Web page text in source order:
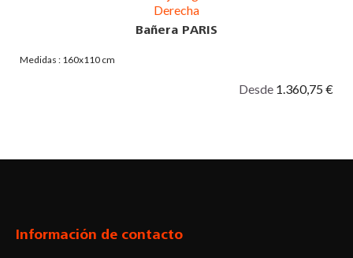
Bañera PARIS
Medidas : 160x110 cm
Desde 1.360,75 €
Información de contacto